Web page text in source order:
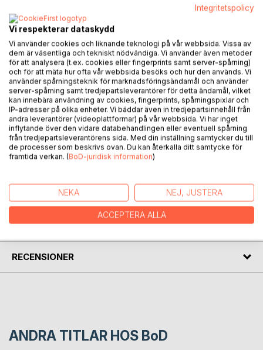
BESKRIVNING
Verklighetens anatomi: Inget, något och allt av Dennis
Westerberg är en stillsam och djupt insiktsfull betraktelse
över tillvarons innersta väsen. Utan metoder, råd eller löften
framträder tre naturlagar som omfattar allt: den ursprungliga
formlösa energin, dess skenbara rörelse och illusionen av
separata varelser och ting. Språket är avskalat och poetiskt
och pekar mot det som varken kan ägas, förstås eller
förändras. Verkligheten såsom den är.
FÖRFATTARE
KOMMENTARER I PRESSEN
RECENSIONER
ANDRA TITLAR HOS BoD
Integritetspolicy
Vi respekterar dataskydd
Vi använder cookies och liknande teknologi på vår webbsida. Vissa av
dem är väsentliga och tekniskt nödvändiga. Vi använder även metoder
för att analysera (t.ex. cookies eller fingerprints samt server-spårning)
och för att mäta hur ofta vår webbsida besöks och hur den används. Vi
använder spårningsteknik för marknadsföringsändamål och använder
server-spårning samt tredjepartsleverantörer för detta ändamål, vilket
kan innebära användning av cookies, fingerprints, spårningspixlar och
IP-adresser på olika enheter. Vi bäddar även in tredjepartsinnehåll från
andra leverantörer (videoplattformar) på vår webbsida. Vi har inget
inflytande över den vidare databehandlingen eller eventuell spårning
från tredjepartsleverantörens sida. Med din inställning samtycker du till
de processer som beskrivs ovan. Du kan återkalla ditt samtycke för
framtida verkan. (BoD-juridisk information)
NEKA NEJ, JUSTERA
ACCEPTERA ALLA